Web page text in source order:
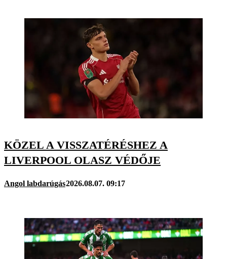
KÖZEL A VISSZATÉRÉSHEZ A
LIVERPOOL OLASZ VÉDŐJE
Angol labdarúgás2026.08.07. 09:17